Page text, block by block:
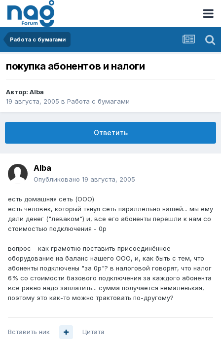
Работа с бумагами
покупка абонентов и налоги
Автор: Alba
19 августа, 2005 в Работа с бумагами
Ответить
Alba
Опубликовано 19 августа, 2005
есть домашняя сеть (ООО)
есть человек, который тянул сеть параллельно нашей... мы ему
дали денег ("леваком") и, все его абоненты перешли к нам со
стоимостью подключения - 0р
вопрос - как грамотно поставить присоединённое
оборудование на баланс нашего ООО, и, как быть с тем, что
абоненты подключены "за 0р"? в налоговой говорят, что налог
6% со стоимости базового подключения за каждого абонента
всё равно надо заплатить... сумма получается немаленькая,
поэтому это как-то можно трактовать по-другому?
Вставить ник Цитата